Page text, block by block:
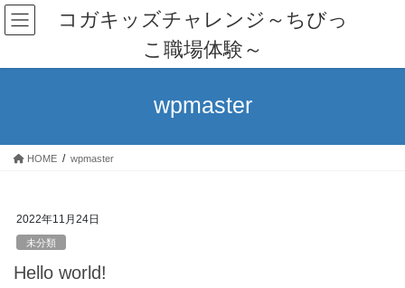
Skip
content
Skip
Navigation
コガキッズチャレンジ～ちびっ
こ職場体験～
wpmaster
HOME wpmaster
2022年11月24日
未分類
Hello world!